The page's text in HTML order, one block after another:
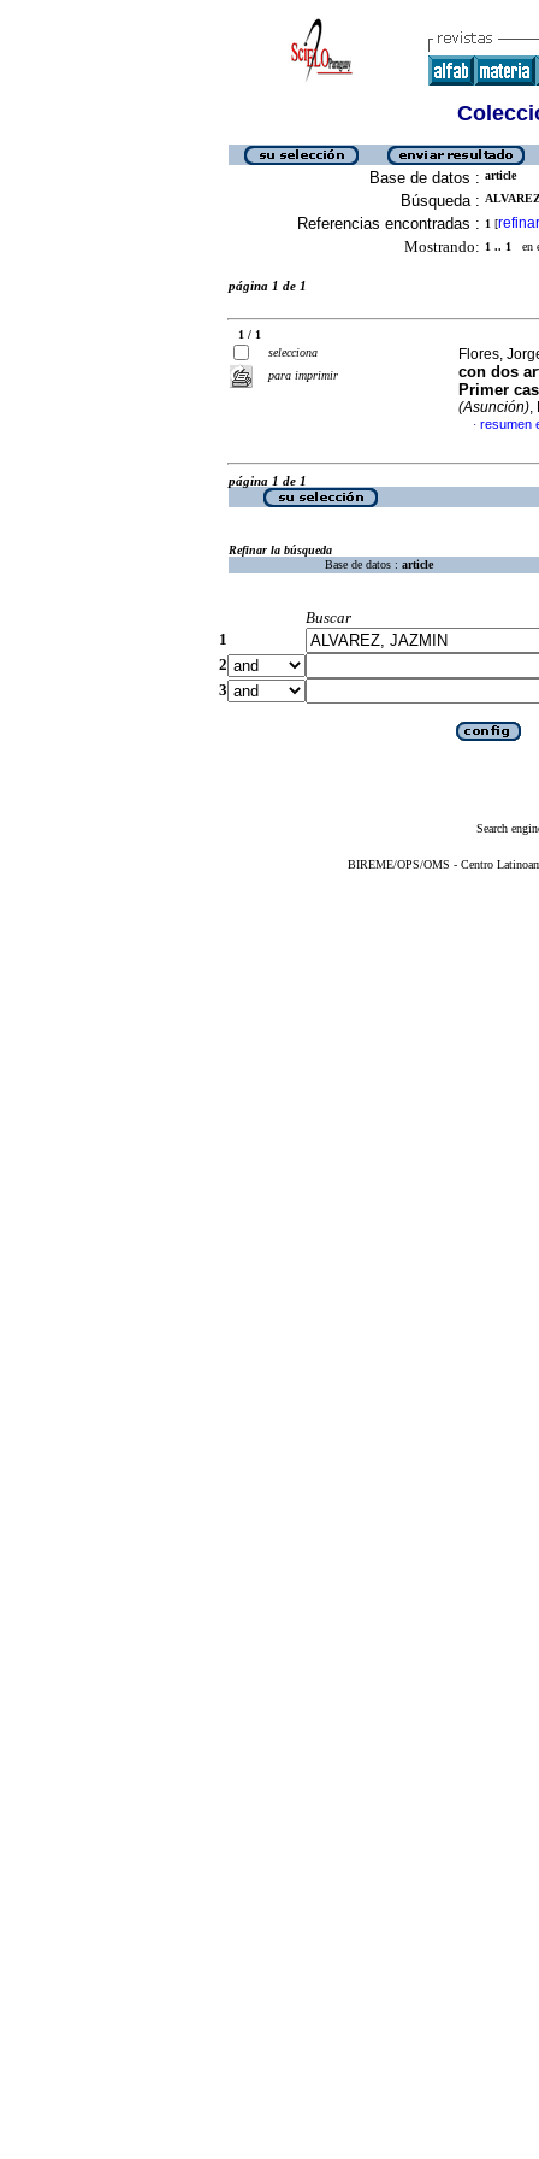
Base de datos : article
Búsqueda :
Referencias encontradas : 1 [refinar
Mostrando: 1 .. 1 en
página 1 de 1
1 / 1
selecciona
para imprimir
Flores,
con dos
Primer
(Asunción),
· resumen
página 1 de 1
Refinar la búsqueda
Base de datos : article
Buscar
1
2
3
Search
BIREME/OPS/OMS - Centro